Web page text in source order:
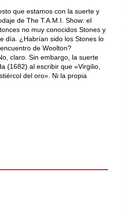
que estamos con la suerte y
de The T.A.M.I. Show: el
no muy conocidos Stones y
día. ¿Habrían sido los Stones lo
de Woolton?
claro. Sin embargo, la suerte
(1682) al escribir que «Virgilio,
del oro». Ni la propia